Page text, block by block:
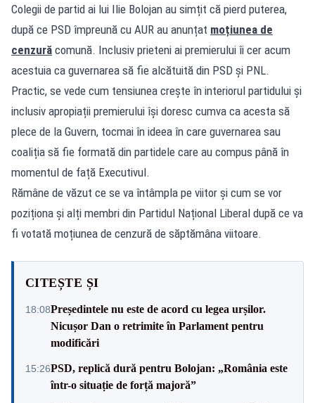
Colegii de partid ai lui Ilie Bolojan au simțit că pierd puterea,
după ce PSD împreună cu AUR au anunțat moțiunea de
cenzură comună. Inclusiv prieteni ai premierului îi cer acum
acestuia ca guvernarea să fie alcătuită din PSD și PNL.
Practic, se vede cum tensiunea crește în interiorul partidului și
inclusiv apropiații premierului își doresc cumva ca acesta să
plece de la Guvern, tocmai în ideea în care guvernarea sau
coaliția să fie formată din partidele care au compus până în
momentul de față Executivul.
Rămâne de văzut ce se va întâmpla pe viitor și cum se vor
poziționa și alți membri din Partidul Național Liberal după ce va
fi votată moțiunea de cenzură de săptămâna viitoare.
CITEȘTE ȘI
18:08Președintele nu este de acord cu legea urșilor.
Nicușor Dan o retrimite în Parlament pentru
modificări
15:26PSD, replică dură pentru Bolojan: „România este
într-o situație de forță majoră”